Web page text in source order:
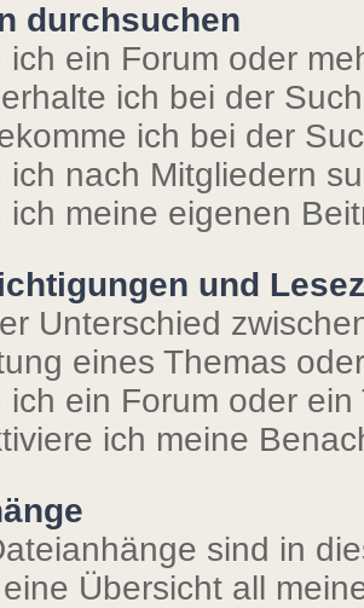
durchsuchen
ich ein Forum oder
ich bei der
ich bei der
ich nach Mitgliedern
ich meine eigenen
und
Unterschied
eines Themas
ich ein Forum oder
ich meine
sind in
Übersicht all